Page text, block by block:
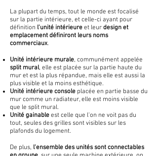
La plupart du temps, tout le monde est focalisé
sur la partie intérieure, et celle-ci ayant pour
définition l'unité intérieureet leurdesign et
emplacement définiront leurs noms
commerciaux.
Unité intérieure murale, communément appelée
split mural, elle est placée sur la partie haute du
mur et est la plus répandue, mais elle est aussi la
plus visible et la moins esthétique.
Unité intérieure console placée en partie basse du
mur comme un radiateur, elle est moins visible
que le split mural.
Unité gainableest celle que l'on ne voit pas du
tout, seules des grilles sont visibles sur les
plafonds du logement.
De plus, l'ensemble des unités sont connectables